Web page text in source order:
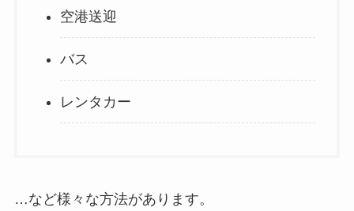
空港送迎
バス
レンタカー
…など様々な方法があります。